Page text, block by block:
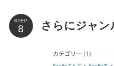
STEP さらにジャン